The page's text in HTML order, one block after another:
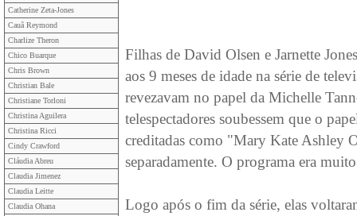
Catherine Zeta-Jones
Cauã Reymond
Charlize Theron
Chico Buarque
Chris Brown
Christian Bale
Christiane Torloni
Christina Aguilera
Christina Ricci
Cindy Crawford
Cláudia Abreu
Claudia Jimenez
Claudia Leitte
Claudia Ohana
Filhas de David Olsen e Jarnette
aos 9 meses de idade na série de
revezavam no papel da Michelle
telespectadores soubessem que o
creditadas como "Mary Kate Ashley
separadamente. O programa era
Logo após o fim da série, elas